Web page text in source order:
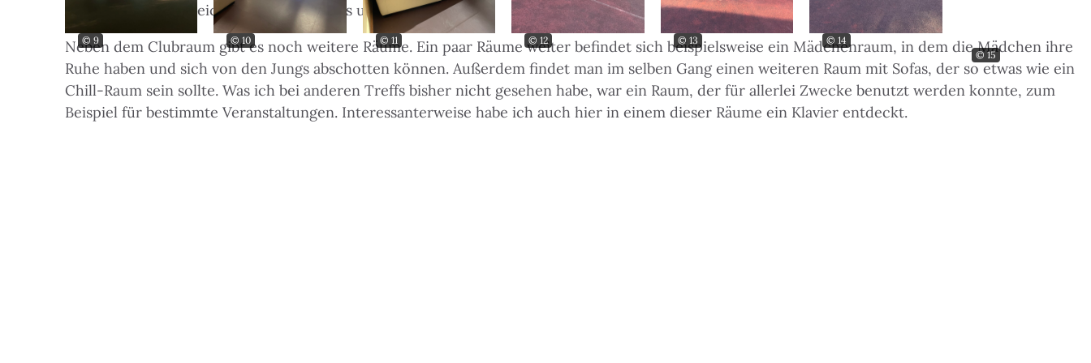
© 9 © 10 © 11 © 12 © 13
© 14
© 15
Auch in diesem Bereich stehen viele Sofas und Tische.
Neben dem Clubraum gibt es noch weitere Räume. Ein paar Räume weiter befindet sich beispielsweise ein Mädchenraum, in dem die Mädchen ihre
Ruhe haben und sich von den Jungs abschotten können. Außerdem findet man im selben Gang einen weiteren Raum mit Sofas, der so etwas wie ein
Chill-Raum sein sollte. Was ich bei anderen Treffs bisher nicht gesehen habe, war ein Raum, der für allerlei Zwecke benutzt werden konnte, zum
Beispiel für bestimmte Veranstaltungen. Interessanterweise habe ich auch hier in einem dieser Räume ein Klavier entdeckt.